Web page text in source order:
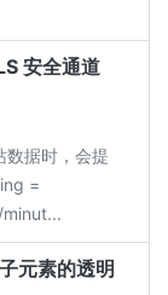
安全通道
数据时，会提
=
元素的透明